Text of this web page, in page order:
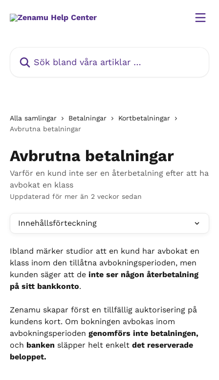
Alla samlingar Betalningar
Kortbetalningar
Avbrutna betalningar
Avbrutna betalningar
Varför en kund inte ser en återbetalning efter att ha
avbokat en klass
Uppdaterad för mer än 2 veckor sedan
Innehållsförteckning
Ibland märker studior att en kund har avbokat en
klass inom den tillåtna avbokningsperioden, men
kunden säger att de inte ser någon återbetalning
på sitt bankkonto.
Zenamu skapar först en tillfällig auktorisering på
kundens kort. Om bokningen avbokas inom
avbokningsperioden genomförs inte betalningen,
och banken släpper helt enkelt det reserverade
beloppet.